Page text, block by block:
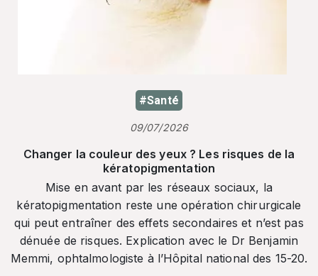
#Santé
09/07/2026
Changer la couleur des yeux ? Les risques de la
kératopigmentation
Mise en avant par les réseaux sociaux, la
kératopigmentation reste une opération chirurgicale
qui peut entraîner des effets secondaires et n’est pas
dénuée de risques. Explication avec le Dr Benjamin
Memmi, ophtalmologiste à l’Hôpital national des 15-20.